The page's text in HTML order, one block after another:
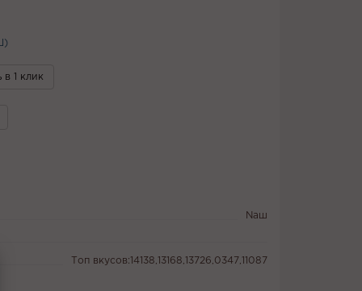
в 1 клик
Naш
Топ вкусов:14138,13168,13726,0347,11087